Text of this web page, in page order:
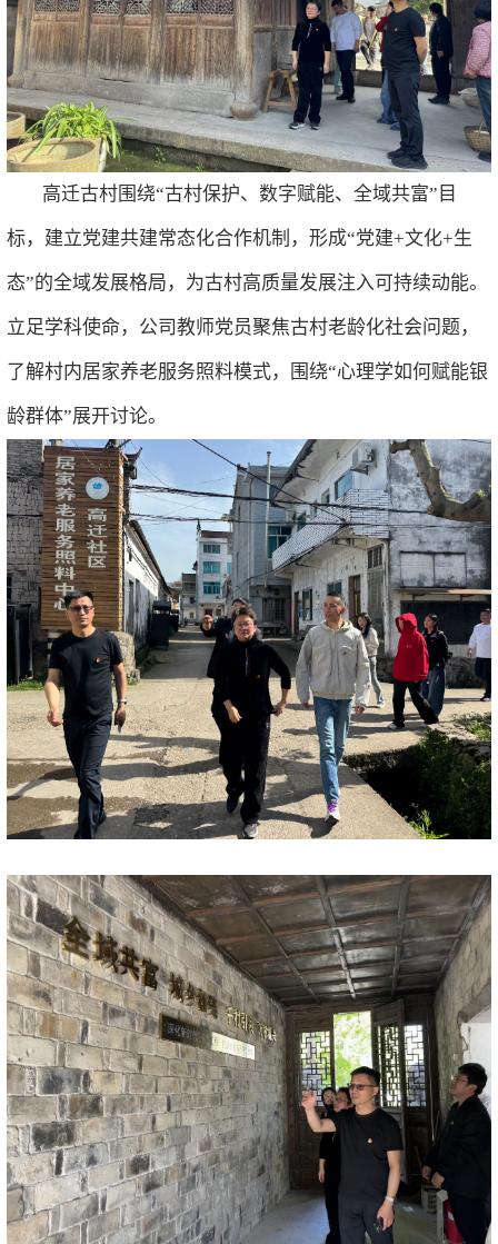
高迁古村围绕“古村保护、数字赋能、全域共富”目
标，建立党建共建常态化合作机制，形成“党建+文化+生
态”的全域发展格局，为古村高质量发展注入可持续动能。
立足学科使命，公司教师党员聚焦古村老龄化社会问题，
了解村内居家养老服务照料模式，围绕“心理学如何赋能银
龄群体”展开讨论。